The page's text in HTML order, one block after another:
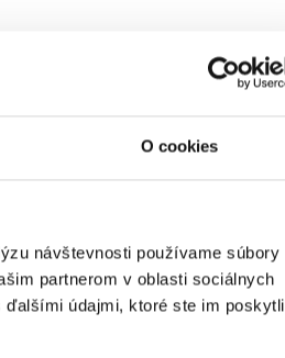
O cookies
návštevnosti používame súbory
partnerom v oblasti sociálnych
údajmi, ktoré ste im poskytli